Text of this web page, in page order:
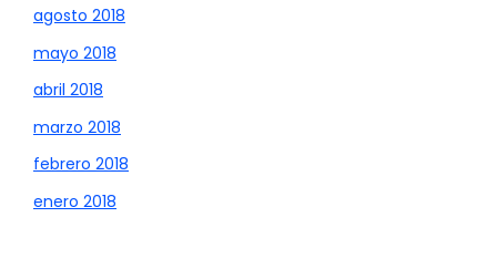
agosto 2018
mayo 2018
abril 2018
marzo 2018
febrero 2018
enero 2018